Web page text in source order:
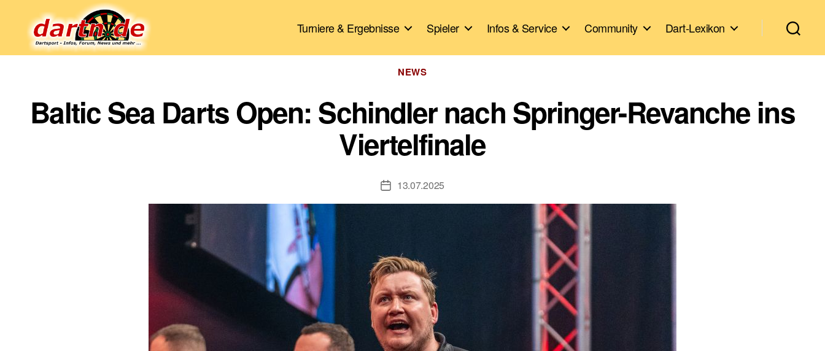
Turniere & Ergebnisse Spieler Infos & Service Community Dart-Lexikon
Kategorien
NEWS
Baltic Sea Darts Open: Schindler nach Springer-Revanche ins
Viertelfinale
Veröffentlichungsdatum
13.07.2025